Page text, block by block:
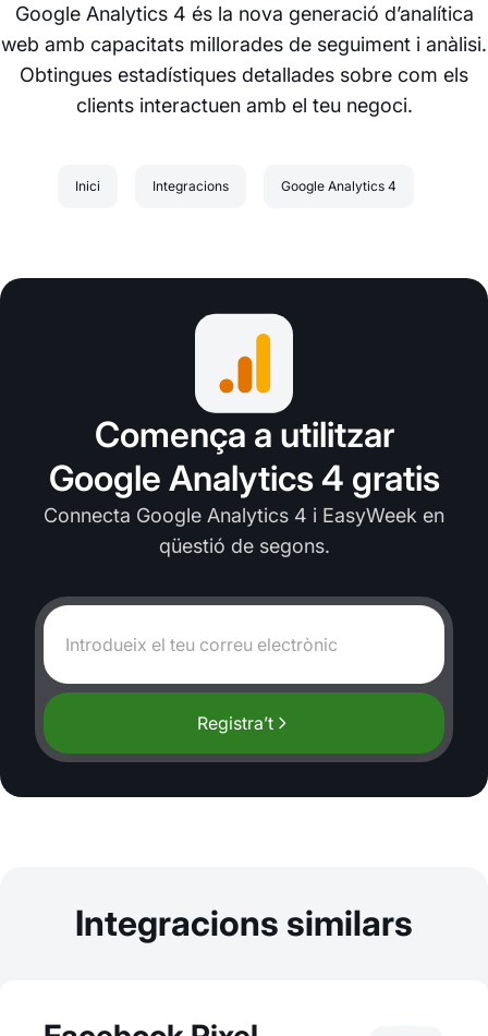
Google Analytics 4 és la nova generació d’analítica
web amb capacitats millorades de seguiment i anàlisi.
Obtingues estadístiques detallades sobre com els
clients interactuen amb el teu negoci.
Inici Integracions Google Analytics 4
Comença a utilitzar
Google Analytics 4 gratis
Connecta Google Analytics 4 i EasyWeek en
qüestió de segons.
Registra’t
Integracions similars